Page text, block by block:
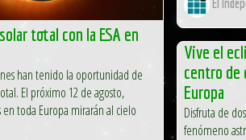
El
total con la ESA en
han tenido la oportunidad de
El próximo 12 de agosto,
toda Europa mirarán al cielo
Vive el
centro de
Europa
Disfruta de
fenómeno